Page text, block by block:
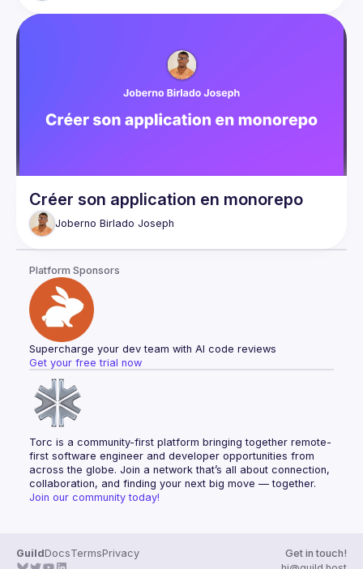
Le premier
ne cesse d'augmenter. Nous pouvons même dire
qu'aujourd'hui, pour certaines ou certains, quel que soit
votre type de développement, il s’est imposé comme
Nous avons étudié pour vous les principaux CDE du marché,
enfin ceux que nous connaissons 😅, et nous vous
leurs avantages
et les freins qu’ils lèvent, mais
Créer son application en monorepo
Joberno Birlado Joseph
Platform Sponsors
Supercharge your dev team with AI code reviews
Get your free trial now
Torc is a community-first platform bringing together remote-
first software engineer and developer opportunities from
across the globe. Join a network that’s all about connection,
collaboration, and finding your next big move — together.
Join our community today!
GuildDocsTermsPrivacy
Get in touch!